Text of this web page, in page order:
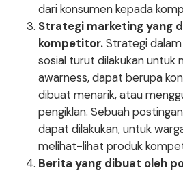
dari konsumen kepada
Strategi marketing yang
kompetitor.Strategi
sosial turut dilakukan untuk
awarness, dapat berupa
dibuat menarik, atau
pengiklan. Sebuah
dapat dilakukan, untuk
melihat-lihat produk
Berita yang dibuat oleh